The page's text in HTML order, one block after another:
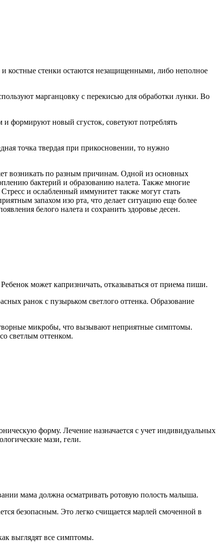
и костные стенки остаются незащищенными, либо неполное
марганцовку с перекисью для обработки лунки. Во
и формируют новый сгусток, советуют потреблять
точка твердая при прикосновении, то нужно
возникать по разным причинам. Одной из основных
бактерий и образованию налета. Также многие
и ослабленный иммунитет также могут стать
запахом изо рта, что делает ситуацию еще более
белого налета и сохранить здоровье десен.
может капризничать, отказываться от приема пиши.
ранок с пузырьком светлого оттенка. Образование
микробы, что вызывают неприятные симптомы.
светлым оттенком.
форму. Лечение назначается с учет индивидуальных
мази, гели.
мама должна осматривать ротовую полость малыша.
безопасным. Это легко счищается марлей смоченной в
выглядят все симптомы.